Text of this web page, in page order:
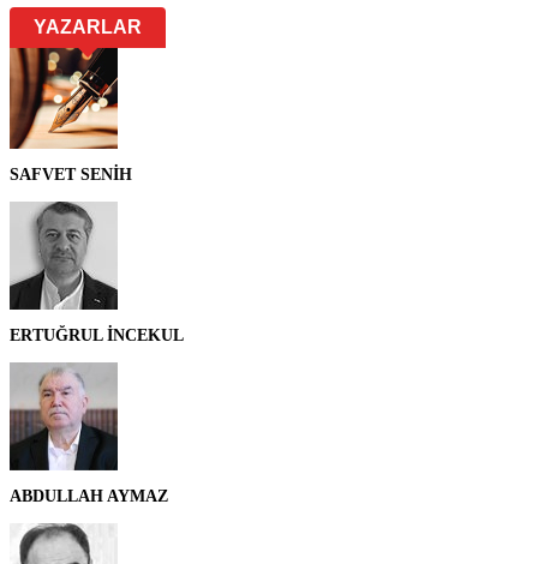
YAZARLAR
SAFVET SENİH
ERTUĞRUL İNCEKUL
ABDULLAH AYMAZ